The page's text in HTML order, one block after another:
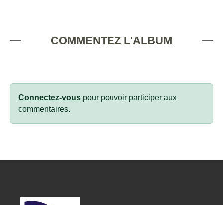
COMMENTEZ L'ALBUM
Connectez-vous pour pouvoir participer aux
commentaires.